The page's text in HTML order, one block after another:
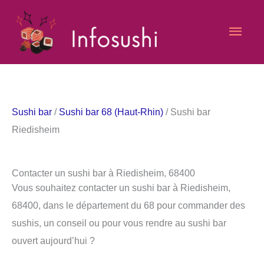
contenu
Sushi bar / Sushi bar 68 (Haut-Rhin) / Sushi bar
Riedisheim
Contacter un sushi bar à Riedisheim, 68400
Vous souhaitez contacter un sushi bar à Riedisheim,
68400, dans le département du 68 pour commander des
sushis, un conseil ou pour vous rendre au sushi bar
ouvert aujourd’hui ?